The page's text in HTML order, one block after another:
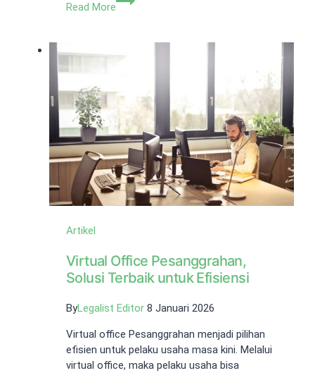
Read More
Definisi
Cara
Kerjanya
Artikel
Virtual Office Pesanggrahan,
Solusi Terbaik untuk Efisiensi
ByLegalist Editor 8 Januari 2026
Virtual office Pesanggrahan menjadi pilihan
efisien untuk pelaku usaha masa kini. Melalui
virtual office, maka pelaku usaha bisa